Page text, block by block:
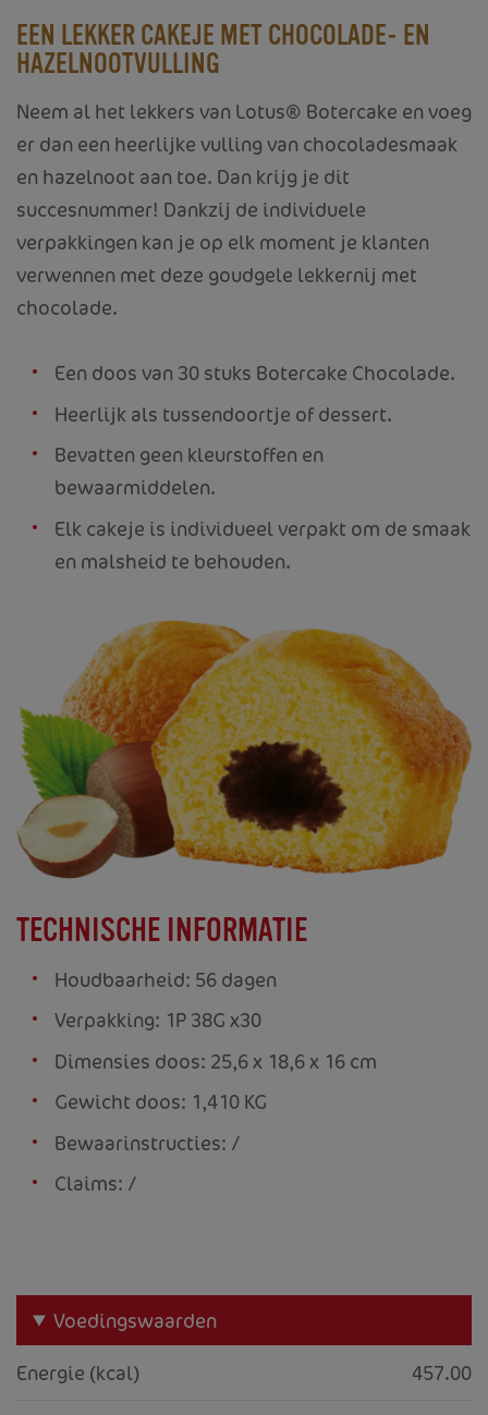
EEN LEKKER CAKEJE MET CHOCOLADE- EN
HAZELNOOTVULLING
Neem al het lekkers van Lotus® Botercake en voeg
er dan een heerlijke vulling van chocoladesmaak
en hazelnoot aan toe. Dan krijg je dit
succesnummer! Dankzij de individuele
verpakkingen kan je op elk moment je klanten
verwennen met deze goudgele lekkernij met
chocolade.
Een doos van 30 stuks Botercake Chocolade.
Heerlijk als tussendoortje of dessert.
Bevatten geen kleurstoffen en
bewaarmiddelen.
Elk cakeje is individueel verpakt om de smaak
en malsheid te behouden.
TECHNISCHE INFORMATIE
Houdbaarheid: 56 dagen
Verpakking: 1P 38G x30
Dimensies doos: 25,6 x 18,6 x 16 cm
Gewicht doos: 1,410 KG
Bewaarinstructies: /
Claims: /
Voedingswaarden
Energie (kcal)
457.00